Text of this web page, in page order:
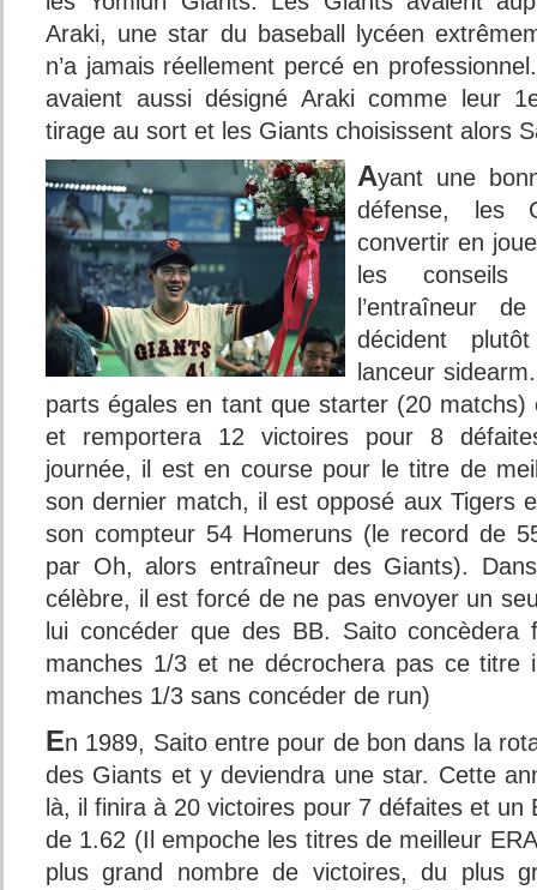
Araki, une star du baseball lycéen
n’a jamais réellement percé en
avaient aussi désigné Araki comme leur
tirage au sort et les Giants choisissent alors
Ayant une
défense, les
convertir en
les conseils
l’entraîneur
décident
lanceur
parts égales en tant que starter (20
et remportera 12 victoires pour 8
journée, il est en course pour le titre de
son dernier match, il est opposé aux Tigers
son compteur 54 Homeruns (le record de
par Oh, alors entraîneur des Giants).
célèbre, il est forcé de ne pas envoyer un
lui concéder que des BB. Saito
manches 1/3 et ne décrochera pas ce titre
manches 1/3 sans concéder de run)
En 1989, Saito entre pour de bon dans la
des Giants et y deviendra une star. Cette
là, il finira à 20 victoires pour 7 défaites et un
de 1.62 (Il empoche les titres de meilleur
plus grand nombre de victoires, du plus